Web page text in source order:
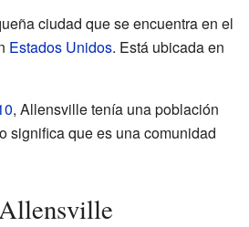
ciudad que se encuentra en el
Estados Unidos. Está ubicada en
, Allensville tenía una población
significa que es una comunidad